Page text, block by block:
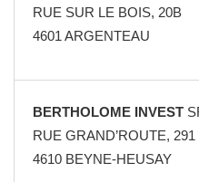
RUE SUR LE BOIS, 20B
4601 ARGENTEAU
BERTHOLOME INVEST
RUE GRAND’ROUTE, 291
4610 BEYNE-HEUSAY